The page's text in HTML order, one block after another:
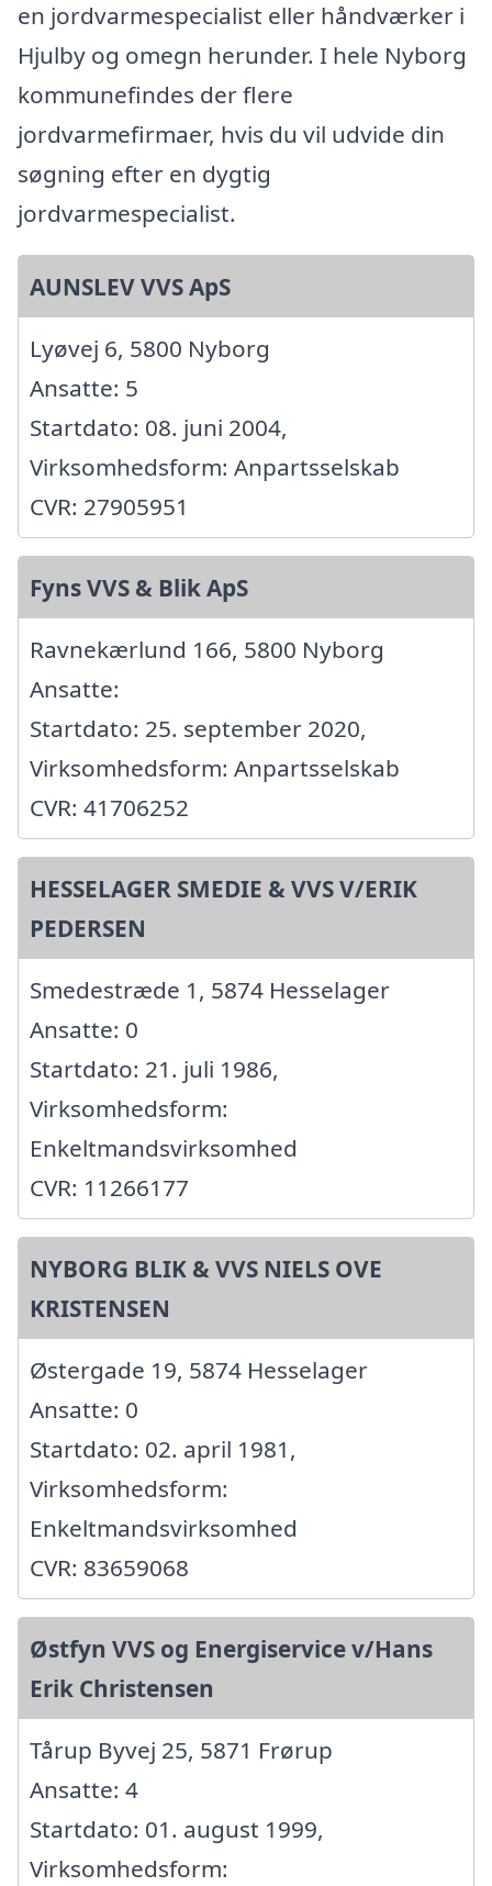
en jordvarmespecialist eller håndværker i
Hjulby og omegn herunder. I hele Nyborg
kommunefindes der flere
jordvarmefirmaer, hvis du vil udvide din
søgning efter en dygtig
jordvarmespecialist.
AUNSLEV VVS ApS
Lyøvej 6, 5800 Nyborg
Ansatte: 5
Startdato: 08. juni 2004,
Virksomhedsform: Anpartsselskab
CVR: 27905951
Fyns VVS & Blik ApS
Ravnekærlund 166, 5800 Nyborg
Ansatte:
Startdato: 25. september 2020,
Virksomhedsform: Anpartsselskab
CVR: 41706252
HESSELAGER SMEDIE & VVS V/ERIK
PEDERSEN
Smedestræde 1, 5874 Hesselager
Ansatte: 0
Startdato: 21. juli 1986,
Virksomhedsform:
Enkeltmandsvirksomhed
CVR: 11266177
NYBORG BLIK & VVS NIELS OVE
KRISTENSEN
Østergade 19, 5874 Hesselager
Ansatte: 0
Startdato: 02. april 1981,
Virksomhedsform:
Enkeltmandsvirksomhed
CVR: 83659068
Østfyn VVS og Energiservice v/Hans
Erik Christensen
Tårup Byvej 25, 5871 Frørup
Ansatte: 4
Startdato: 01. august 1999,
Virksomhedsform: